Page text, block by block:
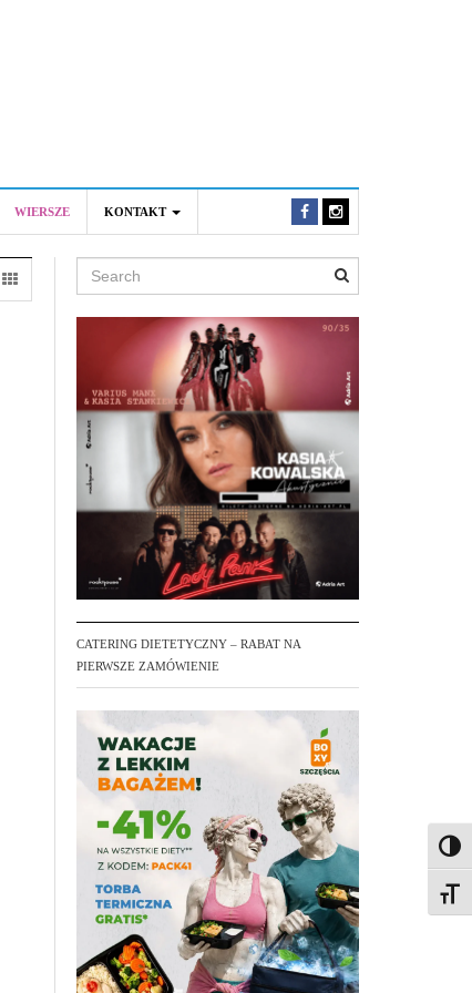
WIERSZE KONTAKT
Search
CATERING DIETETYCZNY – RABAT NA
PIERWSZE ZAMÓWIENIE